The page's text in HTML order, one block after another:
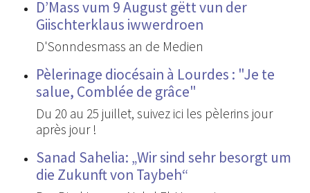
D’Mass vum 9 August gëtt vun der
Giischterklaus iwwerdroen
D'Sonndesmass an de Medien
Pèlerinage diocésain à Lourdes : "Je te
salue, Comblée de grâce"
Du 20 au 25 juillet, suivez ici les pèlerins jour
après jour !
Sanad Sahelia: „Wir sind sehr besorgt um
die Zukunft von Taybeh“